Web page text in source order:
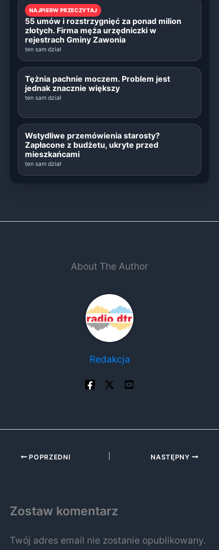
NAJPIERW PRZECZYTAJ
55 umów i rozstrzygnięć za ponad milion
złotych. Firma męża urzędniczki w
rejestrach Gminy Zawonia
ten sam dział
Tężnia pachnie moczem. Problem jest
jednak znacznie większy
ten sam dział
Wstydliwe przemówienia starosty?
Zapłacone z budżetu, ukryte przed
mieszkańcami
ten sam dział
About The Author
Redakcja
POPRZEDNI NASTĘPNY
Zostaw komentarz
Twój adres email nie zostanie opublikowany.